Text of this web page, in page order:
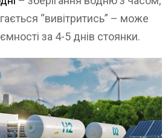
“вивітритись” – може
за 4-5 днів стоянки.